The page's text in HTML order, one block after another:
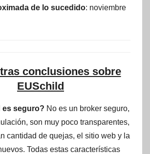
de lo sucedido: noviembre
conclusiones sobre
EUSchild
es seguro? No es un broker seguro,
son muy poco transparentes,
cantidad de quejas, el sitio web y la
Todas estas características